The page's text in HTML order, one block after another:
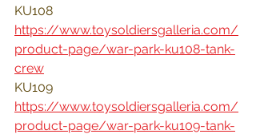
KU108
https://www.toysoldiersgalleria.com/
product-page/war-park-ku108-tank-
crew
KU109
https://www.toysoldiersgalleria.com/
product-page/war-park-ku109-tank-